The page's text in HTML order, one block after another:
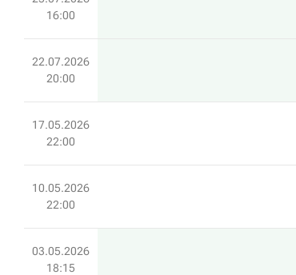
16:00
22.07.2026
20:00
17.05.2026
22:00
10.05.2026
22:00
03.05.2026
18:15